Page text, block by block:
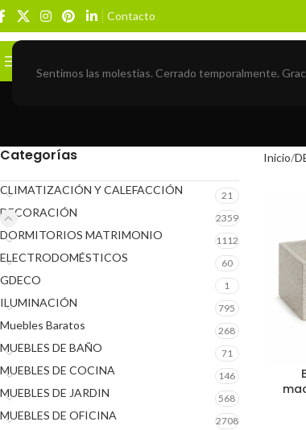
Sentimos las molestias. Cerrado temporalmente.
Contacto
Categorías
CLIMATIZACIÓN Y CALEFACCIÓN 21
DECORACIÓN 2359
DORMITORIOS MATRIMONIO 1112
ELECTRODOMÉSTICOS 60
GDECO 1
ILUMINACIÓN 795
Muebles Baratos 268
MUEBLES DE BAÑO 71
MUEBLES DE COCINA 146
MUEBLES DE JARDIN 568
MUEBLES DE OFICINA 2708
Inicio